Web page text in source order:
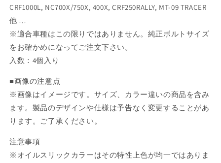
減
す
増
す
CRF1000L, NC700X/750X, 400X, CRF250RALLY, MT-09 TRACER
他 …
※適合車種はこの限りではありません。純正ボルトサイズ
をお確かめになってご注文下さい。
入数：4個入り
■画像の注意点
※画像はイメージです。サイズ、カラー違いの商品を含み
ます。製品のデザインや仕様は予告なく変更することがあ
ります。ご了承ください。
注意事項
※オイルスリックカラーはその特性上色が均一ではありま